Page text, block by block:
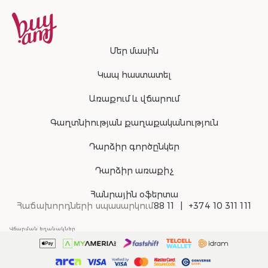
Մեր մասին
Կապ հաստատել
Առաքում և վճարում
Գաղտնիության քաղաքականություն
Դարձիր գործընկեր
Դարձիր առաքիչ
Հանրային օֆերտա
Հաճախորդների սպասարկում88 11 +374 10 311 111
Վճարման եղանակներ